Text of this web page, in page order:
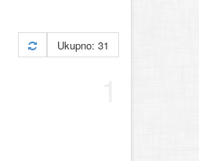
Ukupno: 31